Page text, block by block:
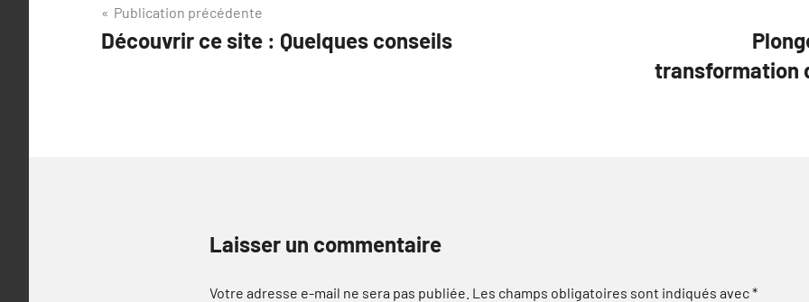
Navigation
de
Publication précédente
Découvrir ce site : Quelques conseils
transformation
Laisser un commentaire
Votre adresse e-mail ne sera pas publiée. Les champs obligatoires sont indiqués avec*